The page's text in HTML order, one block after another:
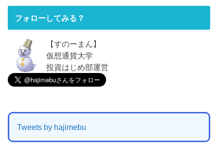
フォローしてみる？
【すのーまん】
仮想通貨大学
投資はじめ部運営
Tweets by hajimebu